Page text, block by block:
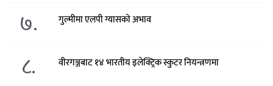
७. गुल्मीमा एलपी ग्यासको अभाव
८. वीरगञ्जबाट १४ भारतीय इलेक्ट्रिक स्कुटर नियन्त्रणमा